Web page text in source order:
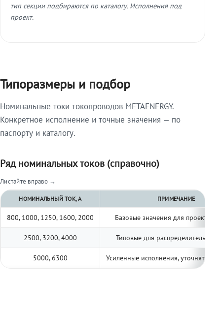
тип секции подбираются по каталогу. Исполнения под
проект.
Типоразмеры и подбор
Номинальные токи токопроводов METAENERGY.
Конкретное исполнение и точные значения — по
паспорту и каталогу.
Ряд номинальных токов (справочно)
Листайте вправо →
НОМИНАЛЬНЫЙ ТОК, А ПРИМЕЧАНИЕ
800, 1000, 1250, 1600, 2000 Базовые значения для
2500, 3200, 4000 Типовые для распределительных
5000, 6300 Усиленные исполнения, уточнять по